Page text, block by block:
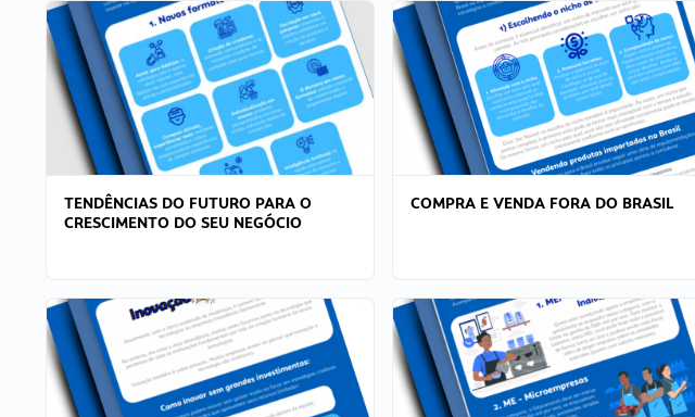
TENDÊNCIAS DO FUTURO PARA O
CRESCIMENTO DO SEU NEGÓCIO
COMPRA E VENDA FORA DO BRASIL